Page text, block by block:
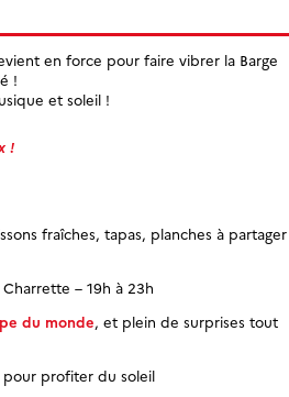
en force pour faire vibrer la Barge
!
et soleil !
!
fraîches, tapas, planches à partager
– 19h à 23h
du monde, et plein de surprises tout
pour profiter du soleil